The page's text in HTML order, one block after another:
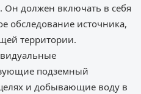
Он должен включать в себя
обследование источника,
территории.
подземный
и добывающие воду в